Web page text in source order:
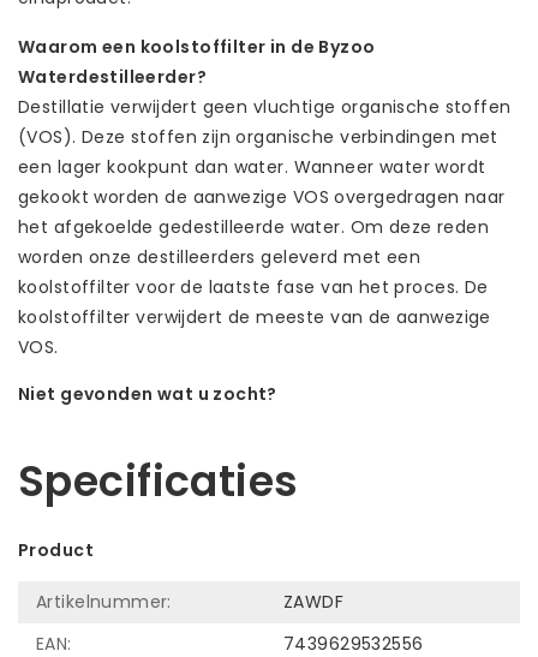
Waarom een koolstoffilter in de Byzoo
Waterdestilleerder?
Destillatie verwijdert geen vluchtige organische stoffen
(VOS). Deze stoffen zijn organische verbindingen met
een lager kookpunt dan water. Wanneer water wordt
gekookt worden de aanwezige VOS overgedragen naar
het afgekoelde gedestilleerde water. Om deze reden
worden onze destilleerders geleverd met een
koolstoffilter voor de laatste fase van het proces. De
koolstoffilter verwijdert de meeste van de aanwezige
VOS.
Niet gevonden wat u zocht?
Specificaties
Product
Artikelnummer:
ZAWDF
EAN:
7439629532556